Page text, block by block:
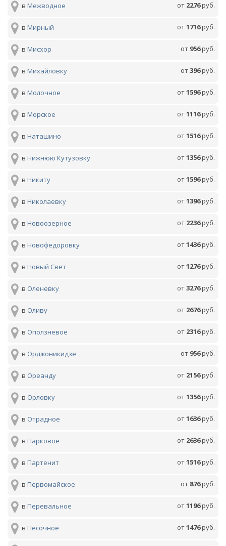
от 2276руб.
в Межводное
от1716руб.
в Мирный
от 956руб.
в Мисхор
от396руб.
в Михайловку
от1596руб.
в Молочное
от1116руб.
в Морское
от1516руб.
в Наташино
от1356руб.
в Нижнюю Кутузовку
от1596руб.
в Никиту
от1396руб.
в Николаевку
от 2236руб.
в Новоозерное
от1436руб.
в Новофедоровку
от1276руб.
в Новый Свет
от3276руб.
в Оленевку
от 2676руб.
в Оливу
от 2316руб.
в Оползневое
от 956руб.
в Орджоникидзе
от 2156руб.
в Ореанду
от1356руб.
в Орловку
от1636руб.
в Отрадное
от 2636руб.
в Парковое
от1516руб.
в Партенит
от 876руб.
в Первомайское
от1196руб.
в Перевальное
от1476руб.
в Песочное